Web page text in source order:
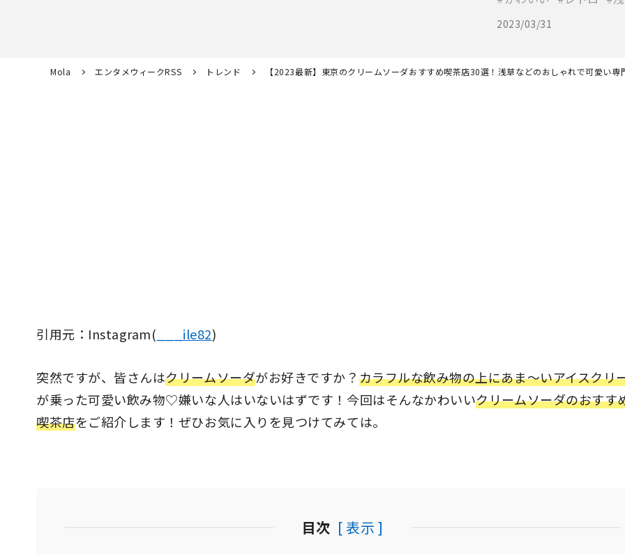
2023/03/31
Mola エンタメウィークRSS トレンド 【2023最新】東京のクリームソーダおすすめ喫茶店30選！浅草などのおしゃれで可愛い専
引用元：Instagram( ___ile82)
突然ですが、皆さんはクリームソーダがお好きですか？カラフルな飲み物の上にあま〜いアイスクリ
が乗った可愛い飲み物♡嫌いな人はいないはずです！今回はそんなかわいいクリームソーダのおすす
喫茶店をご紹介します！ぜひお気に入りを見つけてみては。
目次 [ 表示 ]